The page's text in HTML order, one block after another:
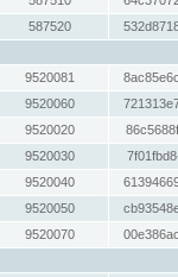
587520
9520081
9520060
9520020
9520030
9520040
9520050
9520070